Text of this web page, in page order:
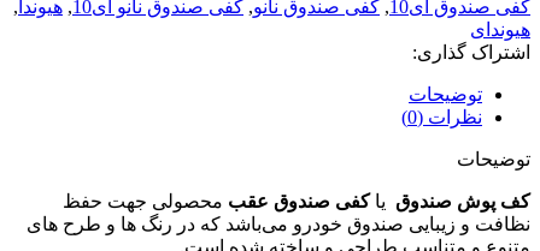
کفی صندوق آی10
, کفی صندوق نانو, کفی صندوق نانو آی10 , هیوندا ,
هیوندای
اشتراک گذاری:
توضیحات
نظرات (0)
توضیحات
کف پوش صندوق یاکفی صندوق عقب محصولی جهت حفظ
نظافت و زیبایی صندوق خودرو می‌باشد که در رنگ ها و طرح های
متنوع و متناسب طراحی و ساخته شده است.